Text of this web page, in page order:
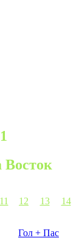
Восток
11 12 13 14
Гол + Пас